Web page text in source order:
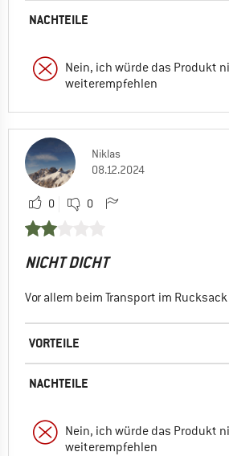
NACHTEILE
Nein, ich würde das Produkt
weiterempfehlen
Niklas
08.12.2024
0 0
NICHT DICHT
Vor allem beim Transport im
VORTEILE
NACHTEILE
Nein, ich würde das Produkt
weiterempfehlen